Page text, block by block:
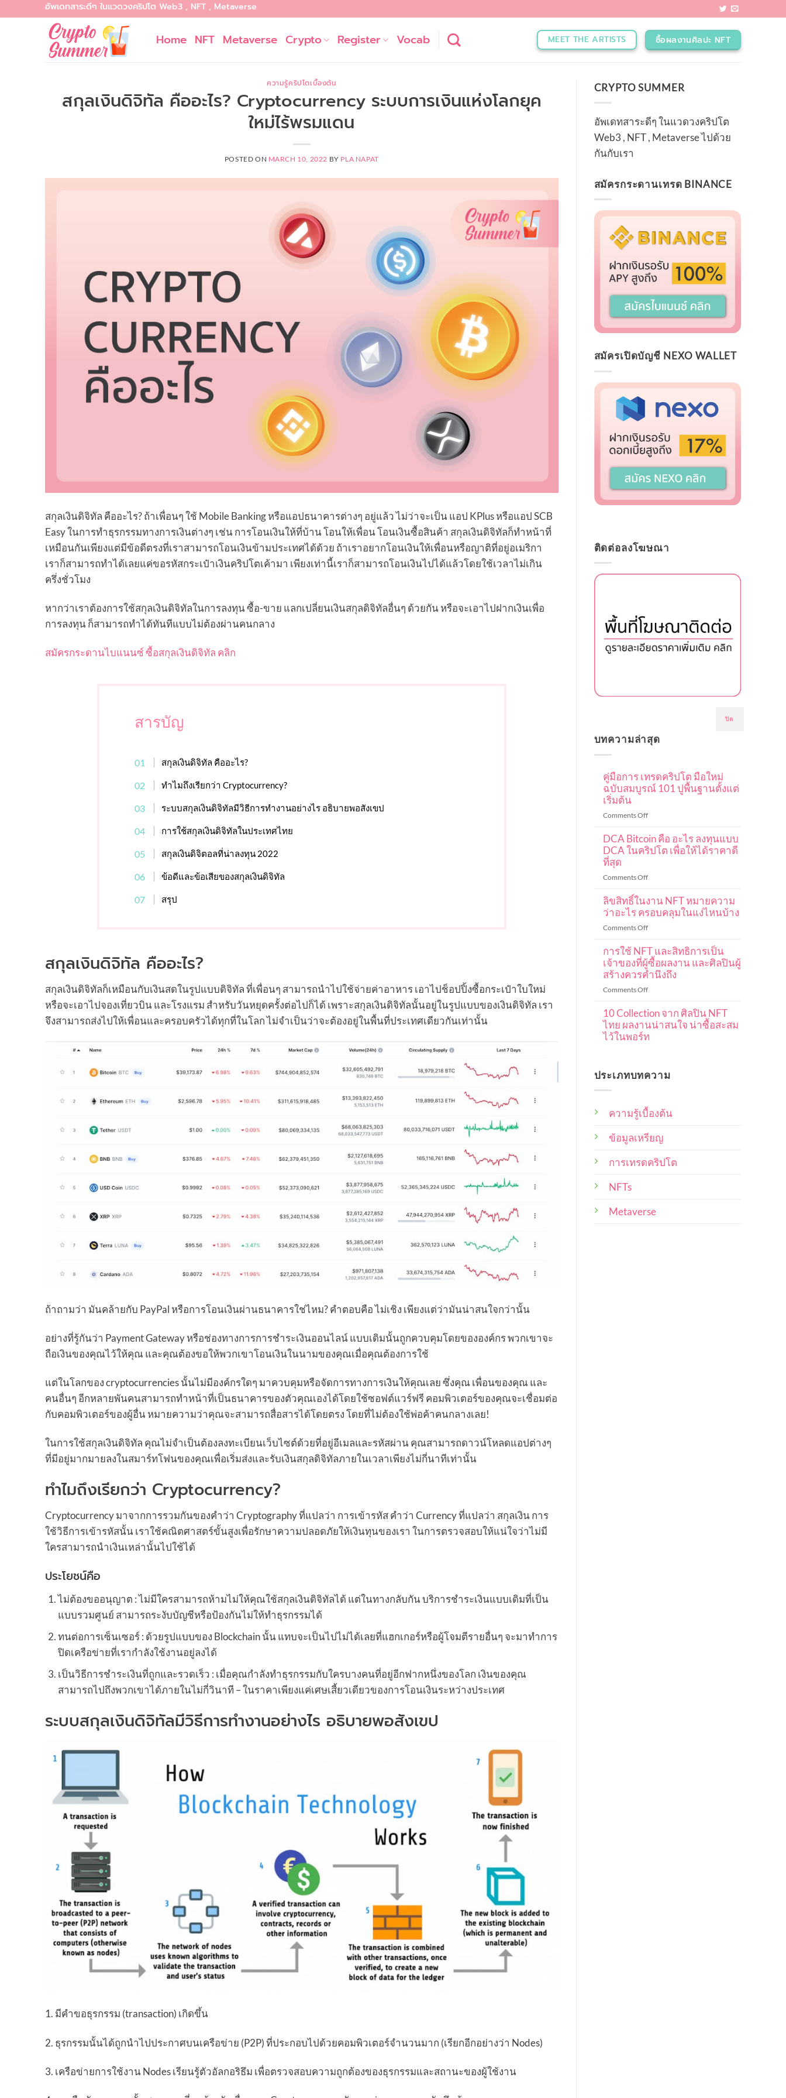
อัพเดทสาระดีๆ ในแวดวงคริปโต Web3 , NFT , Metaverse
Home NFT Metaverse Crypto Register Vocab MEET THE ARTISTS ซื้อผลงานศิลปะ NFT
ความรู้คริปโตเบื้องต้น
สกุลเงินดิจิทัล คืออะไร? Cryptocurrency ระบบการเงินแห่งโลกยุค
ใหม่ไร้พรมแดน
POSTED ON MARCH 10, 2022 BY PLA NAPAT
สกุลเงินดิจิทัล คืออะไร? ถ้าเพื่อนๆ ใช้ Mobile Banking หรือแอปธนาคารต่างๆ อยู่แล้ว ไม่ว่าจะเป็น แอป KPlus หรือแอป SCB
Easy ในการทำธุรกรรมทางการเงินต่างๆ เช่น การโอนเงินให้ที่บ้าน โอนให้เพื่อน โอนเงินซื้อสินค้า สกุลเงินดิจิทัลก็ทำหน้าที่
เหมือนกันเพียงแต่มีข้อดีตรงที่เราสามารถโอนเงินข้ามประเทศได้ด้วย ถ้าเราอยากโอนเงินให้เพื่อนหรือญาติที่อยู่อเมริกา
เราก็สามารถทำได้เลยแค่ขอรหัสกระเป๋าเงินคริปโตเค้ามา เพียงเท่านี้เราก็สามารถโอนเงินไปได้แล้วโดยใช้เวลาไม่เกิน
ครึ่งชั่วโมง
หากว่าเราต้องการใช้สกุลเงินดิจิทัลในการลงทุน ซื้อ-ขาย แลกเปลี่ยนเงินสกุลดิจิทัลอื่นๆ ด้วยกัน หรือจะเอาไปฝากเงินเพื่อ
การลงทุน ก็สามารถทำได้ทันทีแบบไม่ต้องผ่านคนกลาง
สมัครกระดานไบแนนซ์ ซื้อสกุลเงินดิจิทัล คลิก
ปิด
สารบัญ
สกุลเงินดิจิทัล คืออะไร?
ทำไมถึงเรียกว่า Cryptocurrency?
ระบบสกุลเงินดิจิทัลมีวิธีการทํางานอย่างไร อธิบายพอสังเขป
การใช้สกุลเงินดิจิทัลในประเทศไทย
สกุลเงินดิจิตอลที่น่าลงทุน 2022
ข้อดีและข้อเสียของสกุลเงินดิจิทัล
สรุป
สกุลเงินดิจิทัล คืออะไร?
สกุลเงินดิจิทัลก็เหมือนกับเงินสดในรูปแบบดิจิทัล ที่เพื่อนๆ สามารถนำไปใช้จ่ายค่าอาหาร เอาไปช็อปปิ้งซื้อกระเป๋าใบใหม่
หรือจะเอาไปจองเที่ยวบิน และโรงแรม สำหรับวันหยุดครั้งต่อไปก็ได้ เพราะสกุลเงินดิจิทัลนั้นอยู่ในรูปแบบของเงินดิจิทัล เรา
จึงสามารถส่งไปให้เพื่อนและครอบครัวได้ทุกที่ในโลก ไม่จำเป็นว่าจะต้องอยู่ในพื้นที่ประเทศเดียวกันเท่านั้น
ถ้าถามว่า มันคล้ายกับ PayPal หรือการโอนเงินผ่านธนาคารใช่ไหม? คำตอบคือ ไม่เชิง เพียงแต่ว่ามันน่าสนใจกว่านั้น
อย่างที่รู้กันว่า Payment Gateway หรือช่องทางการการชำระเงินออนไลน์ แบบเดิมนั้นถูกควบคุมโดยขององค์กร พวกเขาจะ
ถือเงินของคุณไว้ให้คุณ และคุณต้องขอให้พวกเขาโอนเงินในนามของคุณเมื่อคุณต้องการใช้
แต่ในโลกของ cryptocurrencies นั้นไม่มีองค์กรใดๆ มาควบคุมหรือจัดการทางการเงินให้คุณเลย ซึ่งคุณ เพื่อนของคุณ และ
คนอื่นๆ อีกหลายพันคนสามารถทำหน้าที่เป็นธนาคารของตัวคุณเองได้โดยใช้ซอฟต์แวร์ฟรี คอมพิวเตอร์ของคุณจะเชื่อมต่อ
กับคอมพิวเตอร์ของผู้อื่น หมายความว่าคุณจะสามารถสื่อสารได้โดยตรง โดยที่ไม่ต้องใช้พ่อค้าคนกลางเลย!
ในการใช้สกุลเงินดิจิทัล คุณไม่จำเป็นต้องลงทะเบียนเว็บไซต์ด้วยที่อยู่อีเมลและรหัสผ่าน คุณสามารถดาวน์โหลดแอปต่างๆ
ที่มีอยู่มากมายลงในสมาร์ทโฟนของคุณเพื่อเริ่มส่งและรับเงินสกุลดิจิทัลภายในเวลาเพียงไม่กี่นาทีเท่านั้น
ทำไมถึงเรียกว่า Cryptocurrency?
Cryptocurrency มาจากการรวมกันของคำว่า Cryptography ที่แปลว่า การเข้ารหัส คำว่า Currency ที่แปลว่า สกุลเงิน การ
ใช้วิธีการเข้ารหัสนั้น เราใช้คณิตศาสตร์ขั้นสูงเพื่อรักษาความปลอดภัยให้เงินทุนของเรา ในการตรวจสอบให้แน่ใจว่าไม่มี
ใครสามารถนำเงินเหล่านั้นไปใช้ได้
ประโยชน์คือ
ไม่ต้องขออนุญาต : ไม่มีใครสามารถห้ามไม่ให้คุณใช้สกุลเงินดิจิทัลได้ แต่ในทางกลับกัน บริการชำระเงินแบบเดิมที่เป็น
แบบรวมศูนย์ สามารถระงับบัญชีหรือป้องกันไม่ให้ทำธุรกรรมได้
ทนต่อการเซ็นเซอร์ : ด้วยรูปแบบของ Blockchain นั้น แทบจะเป็นไปไม่ได้เลยที่แฮกเกอร์หรือผู้โจมตีรายอื่นๆ จะมาทำการ
ปิดเครือข่ายที่เรากำลังใช้งานอยู่ลงได้
เป็นวิธีการชำระเงินที่ถูกและรวดเร็ว : เมื่อคุณกำลังทำธุรกรรมกับใครบางคนที่อยู่อีกฟากหนึ่งของโลก เงินของคุณ
สามารถไปถึงพวกเขาได้ภายในไม่กี่วินาที – ในราคาเพียงแค่เศษเสี้ยวเดียวของการโอนเงินระหว่างประเทศ
ระบบสกุลเงินดิจิทัลมีวิธีการทํางานอย่างไร อธิบายพอสังเขป
1. มีคำขอธุรกรรม (transaction) เกิดขึ้น
2. ธุรกรรมนั้นได้ถูกนำไปประกาศบนเครือข่าย (P2P) ที่ประกอบไปด้วยคอมพิวเตอร์จำนวนมาก (เรียกอีกอย่างว่า Nodes)
3. เครือข่ายการใช้งาน Nodes เรียนรู้ตัวอัลกอริธึม เพื่อตรวจสอบความถูกต้องของธุรกรรมและสถานะของผู้ใช้งาน
CRYPTO SUMMER
อัพเดทสาระดีๆ ในแวดวงคริปโต
Web3 , NFT , Metaverse ไปด้วย
กันกับเรา
สมัครกระดานเทรด BINANCE
สมัครเปิดบัญชี NEXO WALLET
ติดต่อลงโฆษณา
บทความล่าสุด
คู่มือการ เทรดคริปโต มือใหม่
ฉบับสมบูรณ์ 101 ปูพื้นฐานตั้งแต่
เริ่มต้น
Comments Offon
การ
เท
ริ
มือ
ใหม่
ฉบับ
101
ปู
พื้น
ตั้งแต่
ต้น
DCA Bitcoin คือ อะไร ลงทุนแบบ
DCA ในคริปโต เพื่อให้ได้ราคาดี
ที่สุด
Comments Offon
Bitcoin
คือ
ลงทุน
DCA
ใน
ค
ริ
เพื่อ
ให้
ได้
ลิขสิทธิ์ในงาน NFT หมายความ
ว่าอะไร ครอบคลุมในแง่ไหนบ้าง
Comments Offon
ใน
งาน
NFT
ว่า
ครอบคลุม
ใน
แง่
การใช้ NFT และสิทธิการเป็น
เจ้าของที่ผู้ซื้อผลงาน และศิลปินผู้
สร้างควรคำนึงถึง
Comments Offon
ใช้
NFT
และ
เจ้าของ
ซื้อ
งาน
และ
ศิลปิน
ผู้
ถึง
10 Collection จาก ศิลปิน NFT
ไทย ผลงานน่าสนใจ น่าซื้อสะสม
ไว้ในพอร์ท
10
Collection
จาก
ไทย
น่า
ซื้อ
ประเภทบทความ
ความรู้เบื้องต้น
ข้อมูลเหรียญ
การเทรดคริปโต
NFTs
Metaverse